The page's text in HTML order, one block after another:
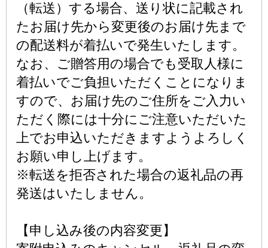
（転送）する場合、送り状に記載され
たお届け先から変更後のお届け先まで
の配送料が着払いで発生いたします。
なお、ご贈答用の場合でも受取人様に
着払いでご負担いただくことになりま
すので、お届け先のご住所をご入力い
ただく際には十分にご注意いただいた
上でお申込いただきますようよろしく
お願い申し上げます。
※転送を拒否された場合の返礼品の再
発送はいたしません。
【申し込み後の内容変更】